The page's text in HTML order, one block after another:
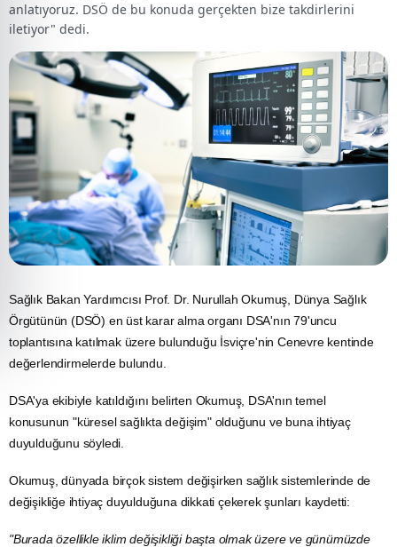
anlatıyoruz. DSÖ de bu konuda gerçekten bize takdirlerini
iletiyor" dedi.
Sağlık Bakan Yardımcısı Prof. Dr. Nurullah Okumuş, Dünya Sağlık
Örgütünün (DSÖ) en üst karar alma organı DSA'nın 79'uncu
toplantısına katılmak üzere bulunduğu İsviçre'nin Cenevre kentinde
değerlendirmelerde bulundu.
DSA'ya ekibiyle katıldığını belirten Okumuş, DSA'nın temel
konusunun "küresel sağlıkta değişim" olduğunu ve buna ihtiyaç
duyulduğunu söyledi.
Okumuş, dünyada birçok sistem değişirken sağlık sistemlerinde de
değişikliğe ihtiyaç duyulduğuna dikkati çekerek şunları kaydetti:
"Burada özellikle iklim değişikliği başta olmak üzere ve günümüzde